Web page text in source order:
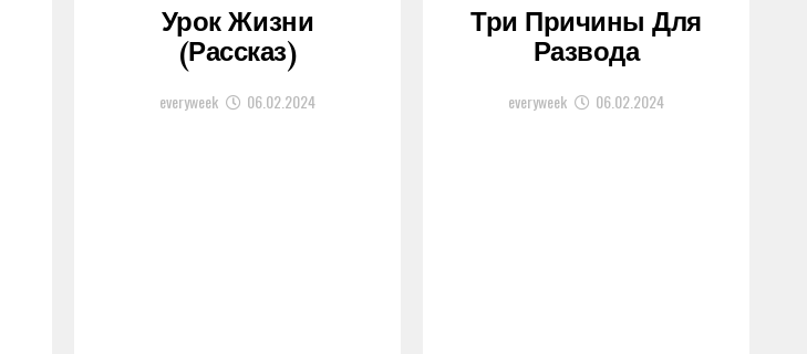
Урок Жизни
(рассказ)
everyweek 06.02.2024
Три Причины Для
Развода
everyweek 06.02.2024